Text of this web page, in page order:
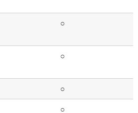
○
○
○
○